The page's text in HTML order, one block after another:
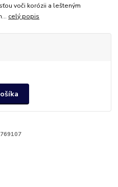
voči korózii a lešteným
celý popis